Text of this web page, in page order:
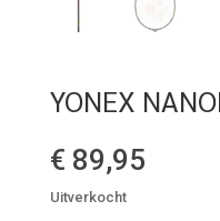
YONEX
€ 89,95
Uitverkocht